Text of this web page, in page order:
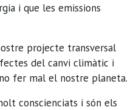
i que les emissions
projecte transversal
del canvi climàtic i
fer mal el nostre planeta.
conscienciats i són els